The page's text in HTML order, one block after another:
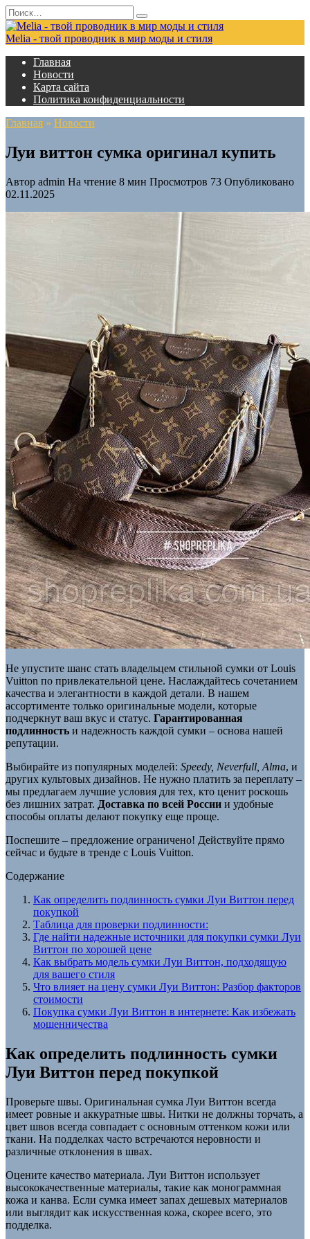
Перейти
к
содержанию
Search
for:
Melia - твой проводник в мир моды и стиля
Главная
Новости
Карта сайта
Политика конфиденциальности
Главная » Новости
Луи виттон сумка оригинал купить
Автор admin На чтение 8 мин Просмотров 73 Опубликовано
02.11.2025
Не упустите шанс стать владельцем стильной сумки от Louis
Vuitton по привлекательной цене. Наслаждайтесь сочетанием
качества и элегантности в каждой детали. В нашем
ассортименте только оригинальные модели, которые
подчеркнут ваш вкус и статус. Гарантированная
подлинность и надежность каждой сумки – основа нашей
репутации.
Выбирайте из популярных моделей: Speedy, Neverfull, Alma, и
других культовых дизайнов. Не нужно платить за переплату –
мы предлагаем лучшие условия для тех, кто ценит роскошь
без лишних затрат. Доставка по всей России и удобные
способы оплаты делают покупку еще проще.
Поспешите – предложение ограничено! Действуйте прямо
сейчас и будьте в тренде с Louis Vuitton.
Содержание
Как определить подлинность сумки Луи Виттон перед
покупкой
Таблица для проверки подлинности:
Где найти надежные источники для покупки сумки Луи
Виттон по хорошей цене
Как выбрать модель сумки Луи Виттон, подходящую
для вашего стиля
Что влияет на цену сумки Луи Виттон: Разбор факторов
стоимости
Покупка сумки Луи Виттон в интернете: Как избежать
мошенничества
Как определить подлинность сумки
Луи Виттон перед покупкой
Проверьте швы. Оригинальная сумка Луи Виттон всегда
имеет ровные и аккуратные швы. Нитки не должны торчать, а
цвет швов всегда совпадает с основным оттенком кожи или
ткани. На подделках часто встречаются неровности и
различные отклонения в швах.
Оцените качество материала. Луи Виттон использует
высококачественные материалы, такие как монограммная
кожа и канва. Если сумка имеет запах дешевых материалов
или выглядит как искусственная кожа, скорее всего, это
подделка.